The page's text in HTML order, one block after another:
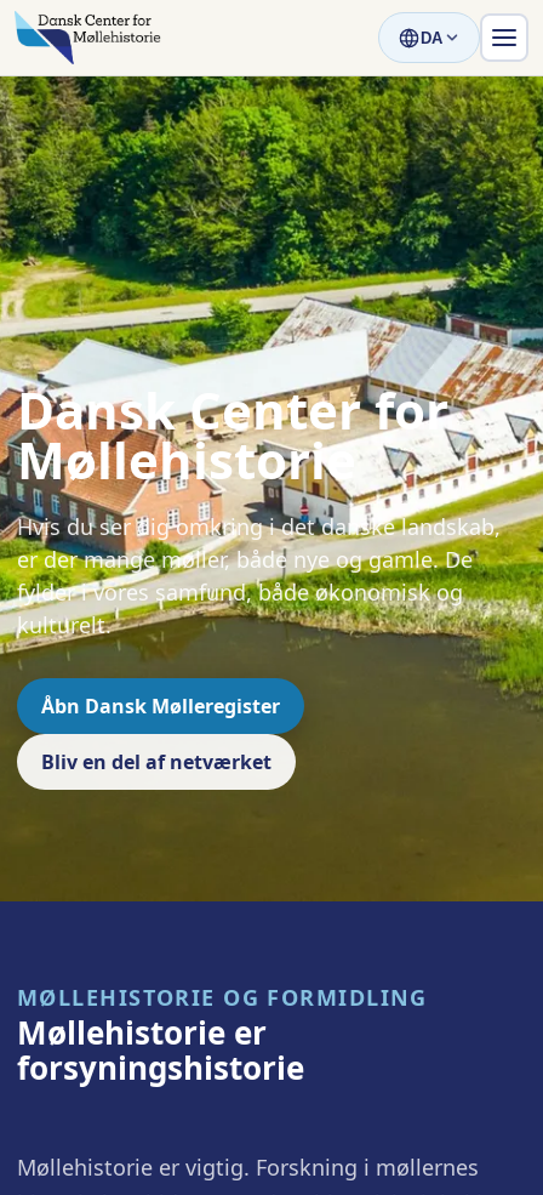
DA
Dansk Center for
Møllehistorie
Hvis du ser dig omkring i det danske landskab,
er der mange møller, både nye og gamle. De
fylder i vores samfund, både økonomisk og
kulturelt.
Åbn Dansk Mølleregister
Bliv en del af netværket
MØLLEHISTORIE OG FORMIDLING
Møllehistorie er
forsyningshistorie
Møllehistorie er vigtig. Forskning i møllernes